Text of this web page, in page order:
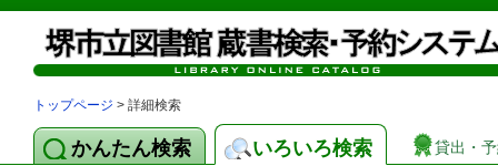
トップページ > 詳細検索
かんたん検索 いろいろ検索 貸出・